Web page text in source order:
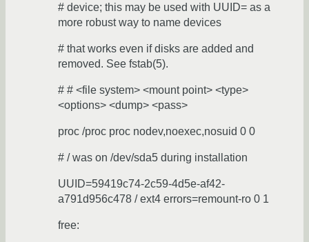
# device; this may be used with UUID= as a
more robust way to name devices
# that works even if disks are added and
removed. See fstab(5).
# # <file system> <mount point> <type>
<options> <dump> <pass>
proc /proc proc nodev,noexec,nosuid 0 0
# / was on /dev/sda5 during installation
UUID=59419c74-2c59-4d5e-af42-
a791d956c478 / ext4 errors=remount-ro 0 1
free: